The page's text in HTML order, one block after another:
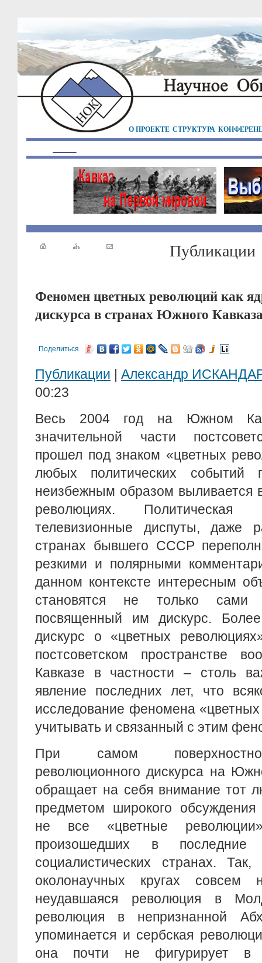
О ПРОЕКТЕ СТРУКТУРА
Публикации
Феномен цветных революций как
дискурса в странах Южного
Поделиться
Публикации | Александр
00:23
Весь 2004 год на Южном
значительной части
прошел под знаком «цветных
любых политических событий
неизбежным образом выливается
революциях. Политическая
телевизионные диспуты, даже
странах бывшего СССР
резкими и полярными
данном контексте интересным
становятся не только
посвященный им дискурс.
дискурс о «цветных
постсоветском
Кавказе в частности – столь
явление последних лет, что
исследование феномена
учитывать и связанный с этим
При самом
революционного дискурса на
обращает на себя внимание тот
предметом широкого
не все «цветные
произошедших в
социалистических странах.
околонаучных кругах совсем
неудавшаяся революция в
революция в непризнанной
упоминается и сербская
она почти не фигурирует в